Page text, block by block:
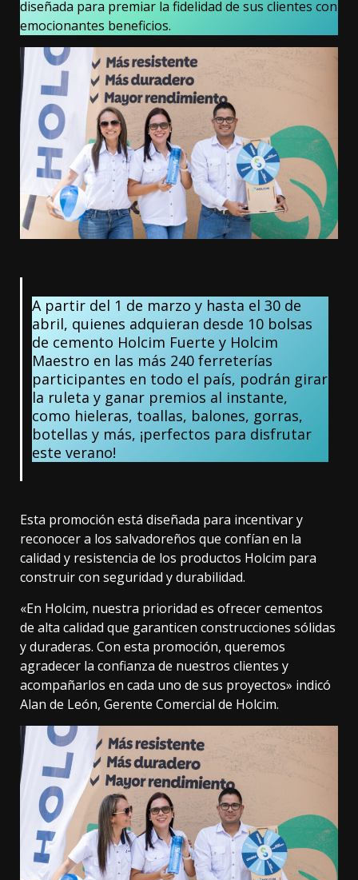
diseñada para premiar la fidelidad de sus clientes con
emocionantes beneficios.
A partir del 1 de marzo y hasta el 30 de
abril, quienes adquieran desde 10 bolsas
de cemento Holcim Fuerte y Holcim
Maestro en las más 240 ferreterías
participantes en todo el país, podrán girar
la ruleta y ganar premios al instante,
como hieleras, toallas, balones, gorras,
botellas y más, ¡perfectos para disfrutar
este verano!
Esta promoción está diseñada para incentivar y
reconocer a los salvadoreños que confían en la
calidad y resistencia de los productos Holcim para
construir con seguridad y durabilidad.
«En Holcim, nuestra prioridad es ofrecer cementos
de alta calidad que garanticen construcciones sólidas
y duraderas. Con esta promoción, queremos
agradecer la confianza de nuestros clientes y
acompañarlos en cada uno de sus proyectos» indicó
Alan de León, Gerente Comercial de Holcim.